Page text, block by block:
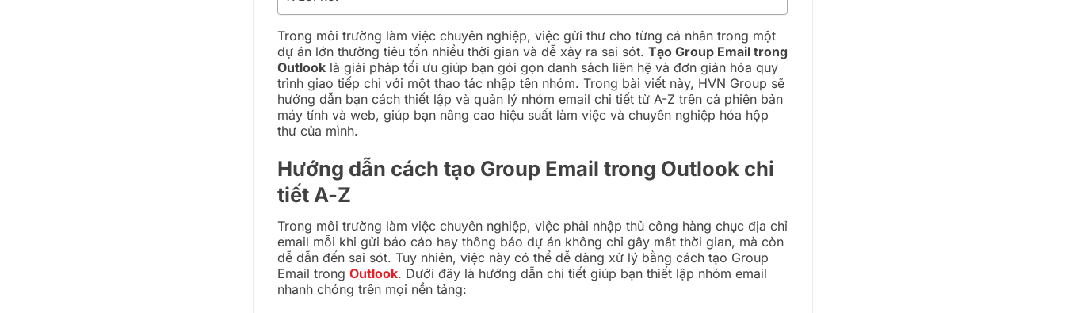
Trong môi trường làm việc chuyên nghiệp, việc gửi thư cho từng cá nhân trong một
dự án lớn thường tiêu tốn nhiều thời gian và dễ xảy ra sai sót.Tạo Group Email trong
Outlook là giải pháp tối ưu giúp bạn gói gọn danh sách liên hệ và đơn giản hóa quy
trình giao tiếp chỉ với một thao tác nhập tên nhóm. Trong bài viết này, HVN Group sẽ
hướng dẫn bạn cách thiết lập và quản lý nhóm email chi tiết từ A-Z trên cả phiên bản
máy tính và web, giúp bạn nâng cao hiệu suất làm việc và chuyên nghiệp hóa hộp
thư của mình.
Hướng dẫn cách tạo Group Email trong Outlook chi
tiết A-Z
Trong môi trường làm việc chuyên nghiệp, việc phải nhập thủ công hàng chục địa chỉ
email mỗi khi gửi báo cáo hay thông báo dự án không chỉ gây mất thời gian, mà còn
dễ dẫn đến sai sót. Tuy nhiên, việc này có thể dễ dàng xử lý bằng cách tạo Group
Email trongOutlook. Dưới đây là hướng dẫn chi tiết giúp bạn thiết lập nhóm email
nhanh chóng trên mọi nền tảng: